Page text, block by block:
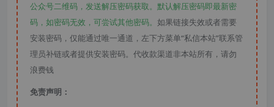
公众号二维码，发送解压密码获取。默认解压密码即最新密
码，如密码无效，可尝试其他密码。 如果链接失效或者需要
安装密码，仅能通过唯一通道，左下方菜单“私信本站”联系管
理员补链或者提供安装密码。代收款渠道非本站所有，请勿
浪费钱
免责声明：